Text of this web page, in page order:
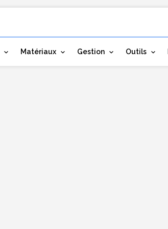
Matériaux Gestion Outils